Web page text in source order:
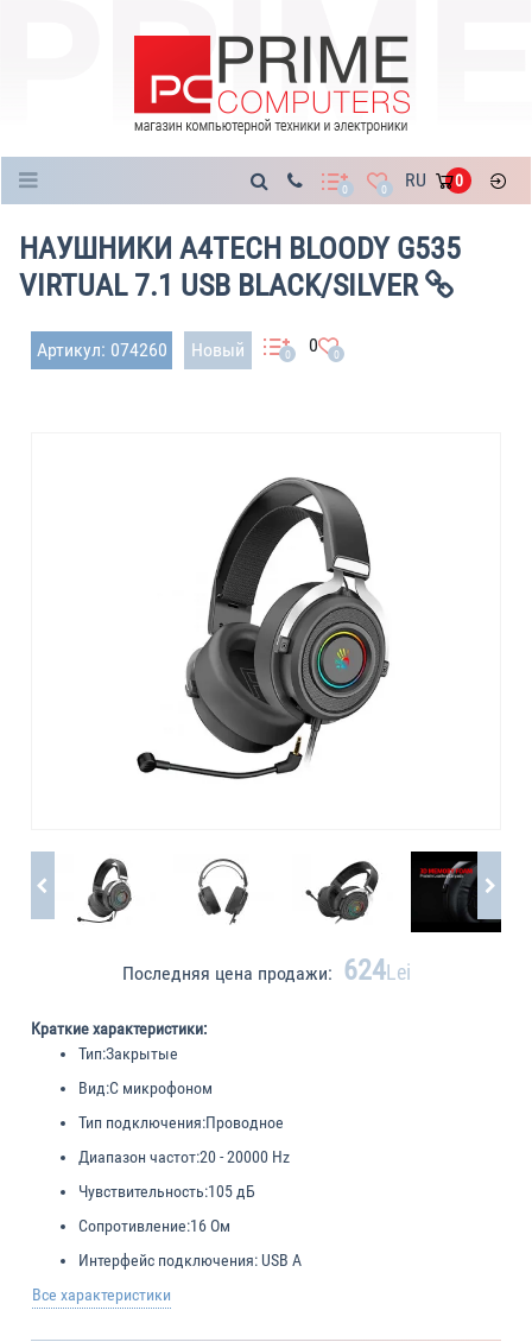
0 0 RU 0
НАУШНИКИ A4TECH BLOODY G535
VIRTUAL 7.1 USB BLACK/SILVER
Артикул: 074260 Новый 0 0 0
Последняя цена продажи: 624Lei
Краткие характеристики:
Тип:Закрытые
Вид:С микрофоном
Тип подключения:Проводное
Диапазон частот:20 - 20000 Hz
Чувствительность:105 дБ
Сопротивление:16 Ом
Интерфейс подключения: USB A
Все характеристики